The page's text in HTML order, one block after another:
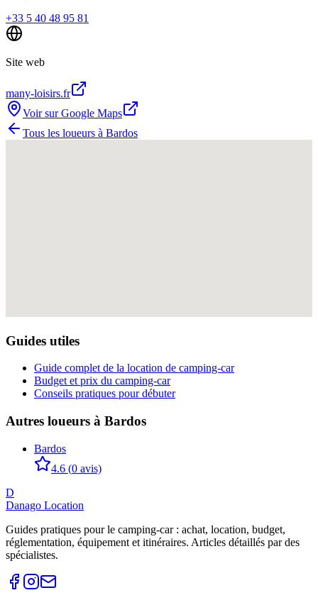
+33 5 40 48 95 81
Site web
many-loisirs.fr
Voir sur Google Maps
Tous les loueurs à Bardos
Guides utiles
Guide complet de la location de camping-car
Budget et prix du camping-car
Conseils pratiques pour débuter
Autres loueurs à Bardos
Bardos
4.6 (0 avis)
D
Danago Location
Guides pratiques pour le camping-car : achat, location, budget,
réglementation, équipement et itinéraires. Articles détaillés par des
spécialistes.